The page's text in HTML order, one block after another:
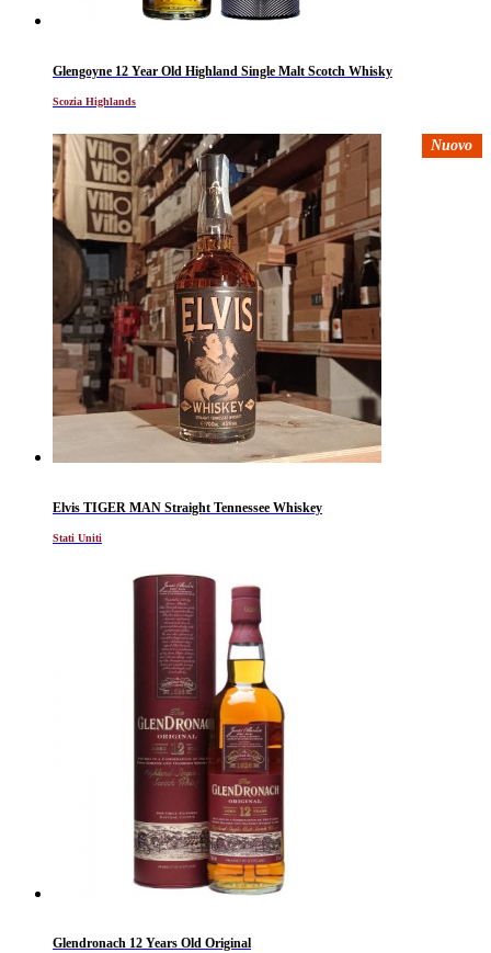
Glengoyne 12 Year Old Highland Single Malt Scotch Whisky
Scozia Highlands
Nuovo
Elvis TIGER MAN Straight Tennessee Whiskey
Stati Uniti
Glendronach 12 Years Old Original